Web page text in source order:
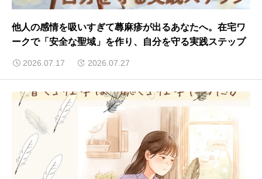
他人の感情を吸いすぎて蕁麻疹が出るあなたへ。在宅ワ
ークで「安全な聖域」を作り、自分を守る実践ステップ
2026.07.17 2026.07.27